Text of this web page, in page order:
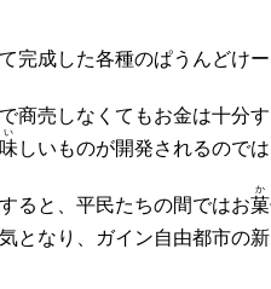
完成した各種のぱうんどけ
商売しなくてもお金は十分す
しいものが開発されるので
ると、平民たちの間ではお
か
となり、ガイン自由都市の